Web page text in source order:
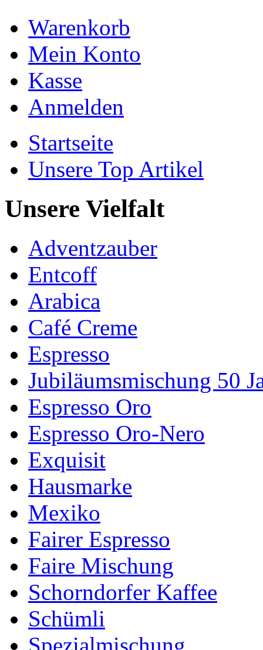
Warenkorb
Mein Konto
Kasse
Anmelden
Startseite
Unsere Top Artikel
Unsere Vielfalt
Adventzauber
Entcoff
Arabica
Café Creme
Espresso
Jubiläumsmischung 50
Espresso Oro
Espresso Oro-Nero
Exquisit
Hausmarke
Mexiko
Fairer Espresso
Faire Mischung
Schorndorfer Kaffee
Schümli
Spezialmischung